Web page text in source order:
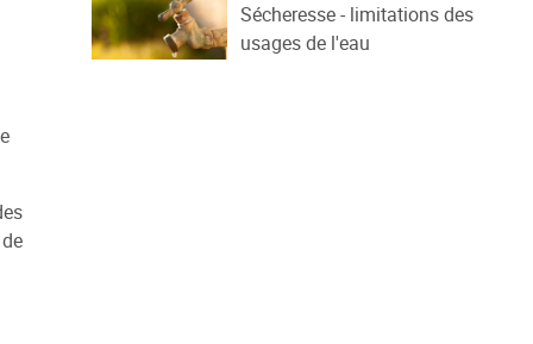
Sécheresse - limitations des
usages de l'eau